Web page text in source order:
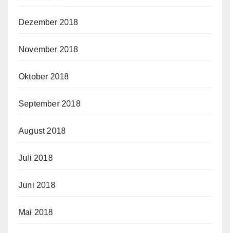
Dezember 2018
November 2018
Oktober 2018
September 2018
August 2018
Juli 2018
Juni 2018
Mai 2018